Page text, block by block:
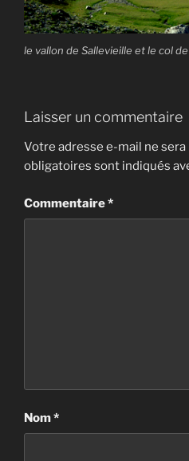
le vallon de Sallevieille et le col
Laisser un commentaire
Votre adresse e-mail ne sera
obligatoires sont indiqués
Commentaire*
Nom*